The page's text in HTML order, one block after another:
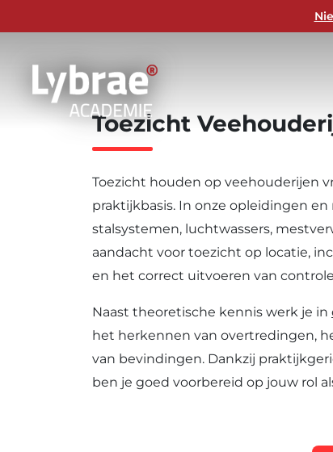
Toezicht
Toezicht houden op veehouderijen
praktijkbasis. In onze opleidingen
stalsystemen, luchtwassers,
aandacht voor toezicht op locatie,
en het correct uitvoeren van
Naast theoretische kennis werk je in
het herkennen van overtredingen,
van bevindingen. Dankzij
ben je goed voorbereid op jouw rol